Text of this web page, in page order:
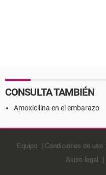
CONSULTA TAMBIÉN
Amoxicilina en el embarazo
Equipo Condiciones de uso
Aviso legal